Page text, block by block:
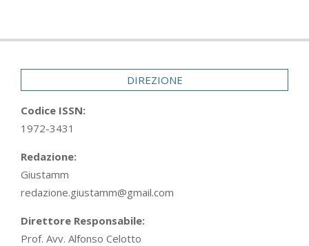
05-
DIREZIONE
Codice ISSN:
1972-3431
Redazione:
Giustamm
redazione.giustamm@gmail.com
Direttore Responsabile:
Prof. Avv. Alfonso Celotto